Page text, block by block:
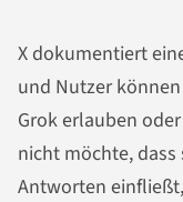
X dokumentiert
und Nutzer
Grok erlauben
nicht möchte, dass
Antworten